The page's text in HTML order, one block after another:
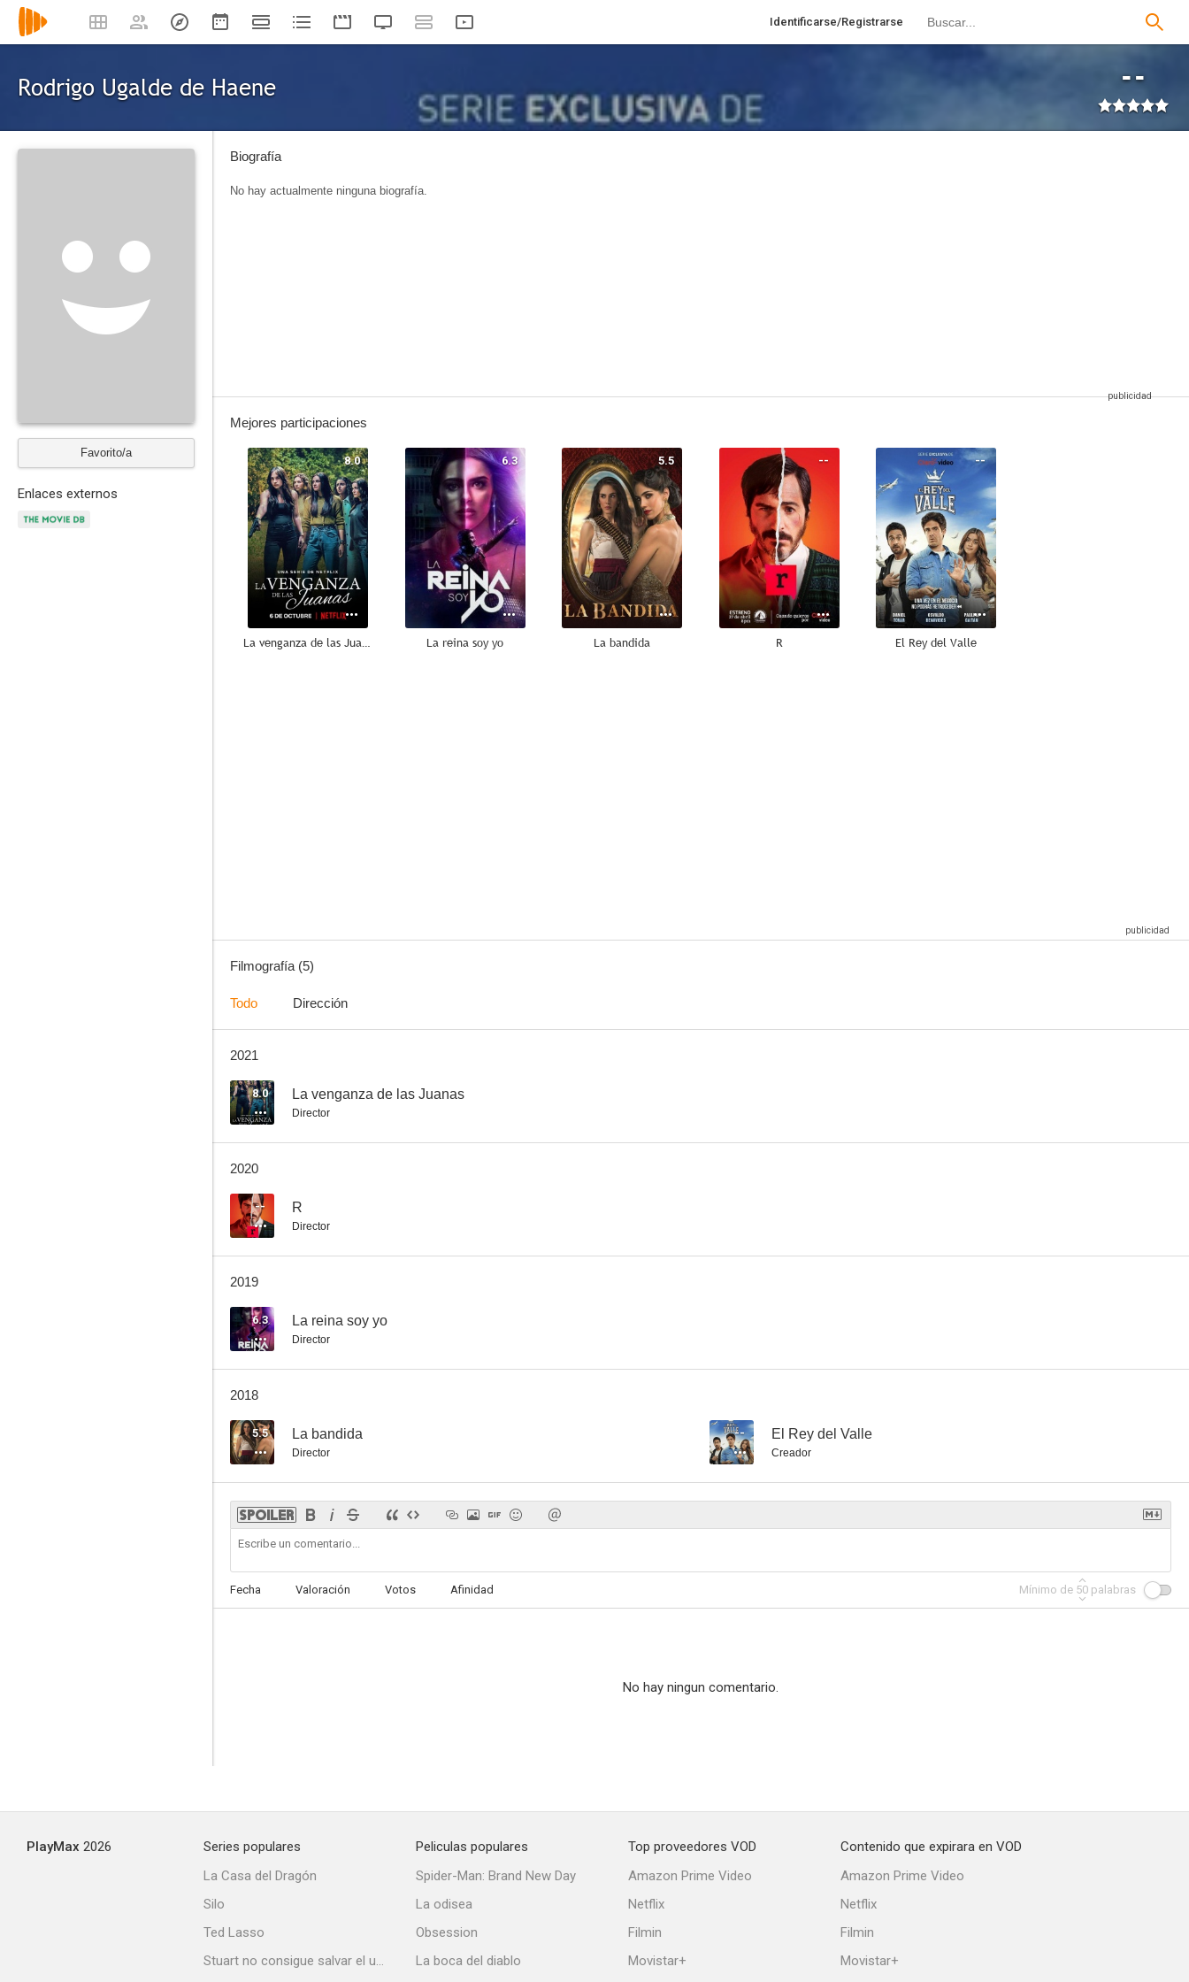
Identificarse/Registrarse
Rodrigo Ugalde de Haene --
Favorito/a
Enlaces externos
Biografía
No hay actualmente ninguna biografía.
Mejores participaciones
8.0
La venganza de las Juanas
6.3
La reina soy yo
5.5
La bandida
--
R
--
El Rey del Valle
Filmografía (5)
Todo Dirección
2021
8.0 La venganza de las Juanas
Director
2020
-- R
Director
2019
6.3 La reina soy yo
Director
2018
5.5 La bandida
Director
-- El Rey del Valle
Creador
Fecha Valoración Votos Afinidad Mínimo de 50 palabras
No hay ningun comentario.
PlayMax 2026
Series populares
La Casa del Dragón
Silo
Ted Lasso
Stuart no consigue salvar el universo
Peliculas populares
Spider-Man: Brand New Day
La odisea
Obsession
La boca del diablo
Top proveedores VOD
Amazon Prime Video
Netflix
Filmin
Movistar+
Contenido que expirara en VOD
Amazon Prime Video
Netflix
Filmin
Movistar+